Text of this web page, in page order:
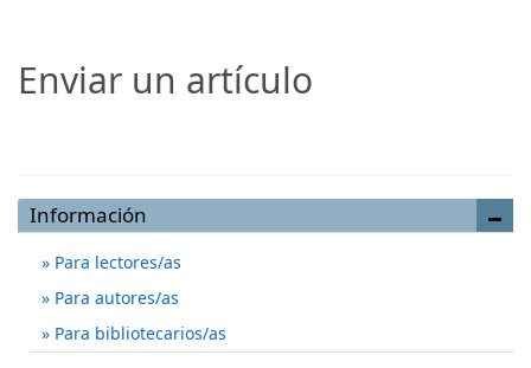
Enviar un artículo
Información
Para lectores/as
Para autores/as
Para bibliotecarios/as